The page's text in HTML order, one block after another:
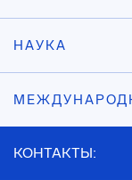
НАУКА
КОНТАКТЫ: